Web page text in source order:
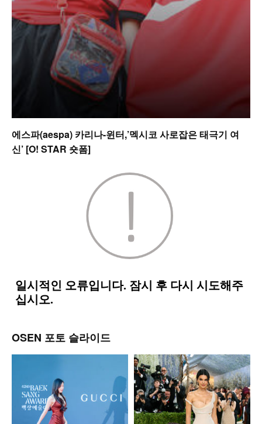
에스파(aespa) 카리나-윈터,’멕시코 사로잡은 태극기 여
신’ [O! STAR 숏폼]
OSEN 포토 슬라이드